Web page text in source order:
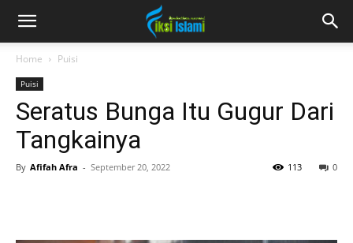
fiksiislami.com
Home Puisi
Puisi
Seratus Bunga Itu Gugur Dari
Tangkainya
By Afifah Afra - September 20, 2022 0
113